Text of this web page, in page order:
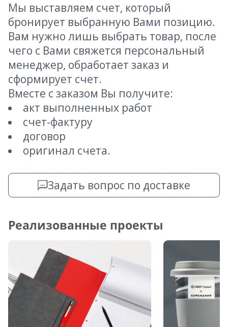
Мы выставляем счет, который
бронирует выбранную Вами позицию.
Вам нужно лишь выбрать товар, после
чего с Вами свяжется персональный
менеджер, обработает заказ и
сформирует счет.
Вместе с заказом Вы получите:
акт выполненных работ
счет-фактуру
договор
оригинал счета.
Задать вопрос по доставке
Реализованные проекты